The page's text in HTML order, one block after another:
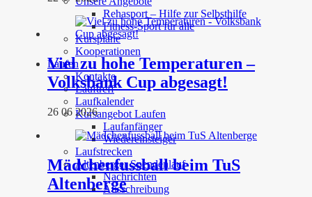
Rehasport – Hilfe zur Selbsthilfe
Fitness-Sport für alle
Kurspläne
Kooperationen
Laufen
Kontakte
Lauftreff
Laufkalender
Kursangebot Laufen
Laufanfänger
Wiedereinsteiger
Laufstrecken
Altenberger Spendenlauf
Nachrichten
Ausschreibung
Viel zu hohe Temperaturen –
Volksbank Cup abgesagt!
26 06 2026
Mädchenfussball beim TuS
Altenberge